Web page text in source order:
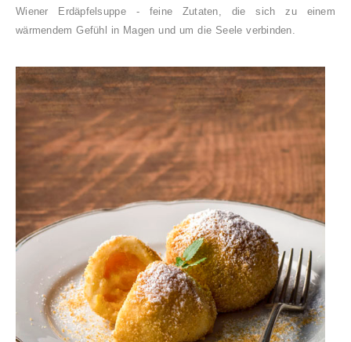
Wiener Erdäpfelsuppe - feine Zutaten, die sich zu einem
wärmendem Gefühl in Magen und um die Seele verbinden.